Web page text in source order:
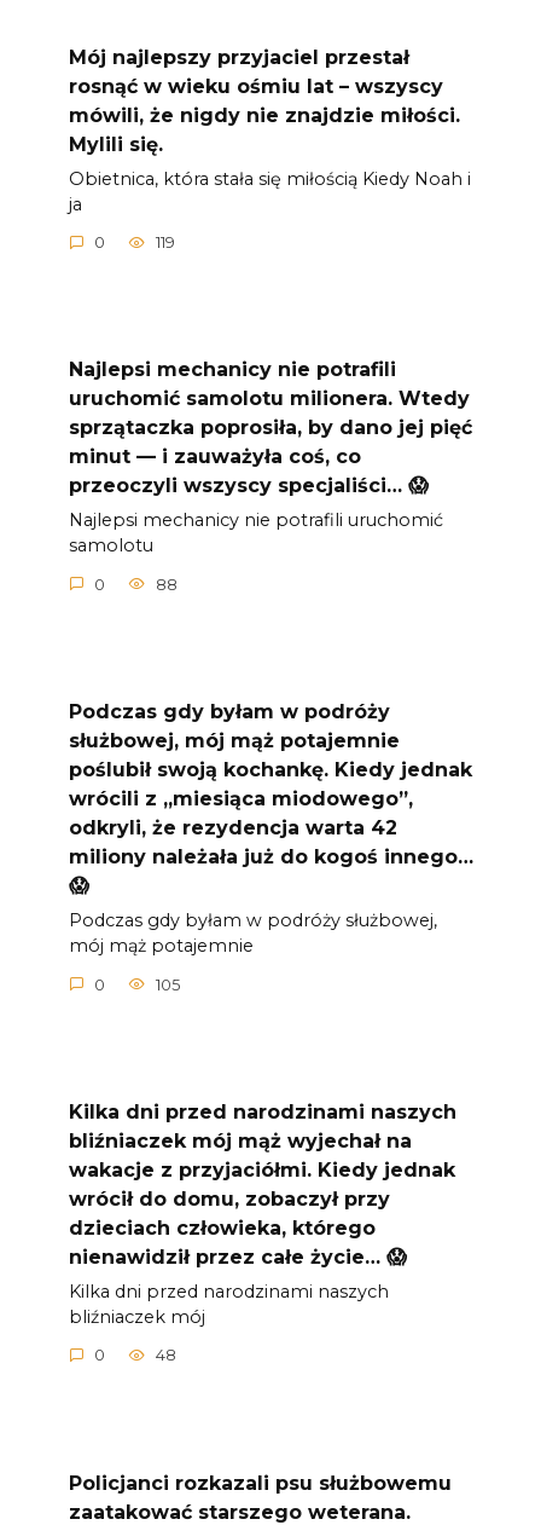
Mój najlepszy przyjaciel przestał
rosnąć w wieku ośmiu lat – wszyscy
mówili, że nigdy nie znajdzie miłości.
Mylili się.
Obietnica, która stała się miłością Kiedy Noah i
ja
0 119
Najlepsi mechanicy nie potrafili
uruchomić samolotu milionera. Wtedy
sprzątaczka poprosiła, by dano jej pięć
minut — i zauważyła coś, co
przeoczyli wszyscy specjaliści… 😱
Najlepsi mechanicy nie potrafili uruchomić
samolotu
0 88
Podczas gdy byłam w podróży
służbowej, mój mąż potajemnie
poślubił swoją kochankę. Kiedy jednak
wrócili z „miesiąca miodowego”,
odkryli, że rezydencja warta 42
miliony należała już do kogoś innego…
😱
Podczas gdy byłam w podróży służbowej,
mój mąż potajemnie
0 105
Kilka dni przed narodzinami naszych
bliźniaczek mój mąż wyjechał na
wakacje z przyjaciółmi. Kiedy jednak
wrócił do domu, zobaczył przy
dzieciach człowieka, którego
nienawidził przez całe życie… 😱
Kilka dni przed narodzinami naszych
bliźniaczek mój
0 48
Policjanci rozkazali psu służbowemu
zaatakować starszego weterana.